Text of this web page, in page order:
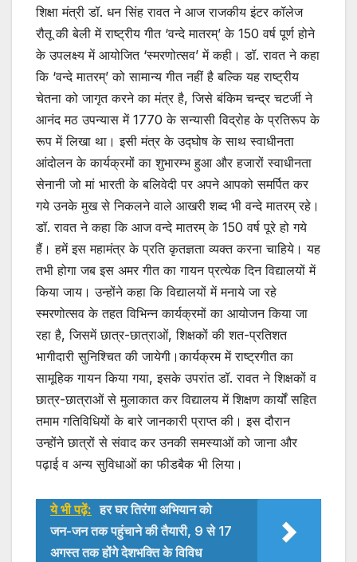
शिक्षा मंत्री डॉ. धन सिंह रावत ने आज राजकीय इंटर कॉलेज
रौतू की बेली में राष्ट्रीय गीत ‘वन्दे मातरम्’ के 150 वर्ष पूर्ण होने
के उपलक्ष्य में आयोजित ‘स्मरणोत्सव’ में कही। डॉ. रावत ने कहा
कि ‘वन्दे मातरम्’ को सामान्य गीत नहीं है बल्कि यह राष्ट्रीय
चेतना को जागृत करने का मंत्र है, जिसे बंकिम चन्द्र चटर्जी ने
आनंद मठ उपन्यास में 1770 के सन्यासी विद्रोह के प्रतिरूप के
रूप में लिखा था। इसी मंत्र के उद्घोष के साथ स्वाधीनता
आंदोलन के कार्यक्रमों का शुभारम्भ हुआ और हजारों स्वाधीनता
सेनानी जो मां भारती के बलिवेदी पर अपने आपको समर्पित कर
गये उनके मुख से निकलने वाले आखरी शब्द भी वन्दे मातरम् रहे।
डॉ. रावत ने कहा कि आज वन्दे मातरम् के 150 वर्ष पूरे हो गये
हैं। हमें इस महामंत्र के प्रति कृतज्ञता व्यक्त करना चाहिये। यह
तभी होगा जब इस अमर गीत का गायन प्रत्येक दिन विद्यालयों में
किया जाय। उन्होंने कहा कि विद्यालयों में मनाये जा रहे
स्मरणोत्सव के तहत विभिन्न कार्यक्रमों का आयोजन किया जा
रहा है, जिसमें छात्र-छात्राओं, शिक्षकों की शत-प्रतिशत
भागीदारी सुनिश्चित की जायेगी।कार्यक्रम में राष्ट्रगीत का
सामूहिक गायन किया गया, इसके उपरांत डॉ. रावत ने शिक्षकों व
छात्र-छात्राओं से मुलाकात कर विद्यालय में शिक्षण कार्यों सहित
तमाम गतिविधियों के बारे जानकारी प्राप्त की। इस दौरान
उन्होंने छात्रों से संवाद कर उनकी समस्याओं को जाना और
पढ़ाई व अन्य सुविधाओं का फीडबैक भी लिया।
ये भी पढ़ें: हर घर तिरंगा अभियान को
जन-जन तक पहुंचाने की तैयारी, 9 से 17
अगस्त तक होंगे देशभक्ति के विविध